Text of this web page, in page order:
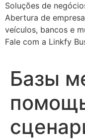
Soluções de
Abertura de
veículos, bancos e
Fale com a Linkfy
Базы